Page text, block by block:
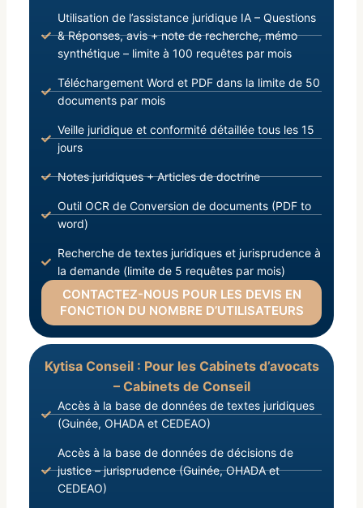
Utilisation de l’assistance juridique IA – Questions
& Réponses, avis + note de recherche, mémo
synthétique – limite à 100 requêtes par mois
Téléchargement Word et PDF dans la limite de 50
documents par mois
Veille juridique et conformité détaillée tous les 15
jours
Notes juridiques + Articles de doctrine
Outil OCR de Conversion de documents (PDF to
word)
Recherche de textes juridiques et jurisprudence à
la demande (limite de 5 requêtes par mois)
CONTACTEZ-NOUS POUR LES DEVIS EN
FONCTION DU NOMBRE D’UTILISATEURS
Kytisa Conseil : Pour les Cabinets d’avocats
– Cabinets de Conseil
Accès à la base de données de textes juridiques
(Guinée, OHADA et CEDEAO)
Accès à la base de données de décisions de
justice – jurisprudence (Guinée, OHADA et
CEDEAO)